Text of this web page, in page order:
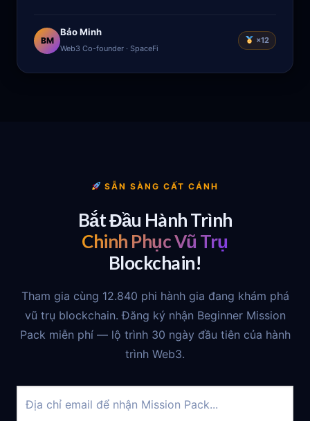
BM
Bảo Minh
Web3 Co-founder · SpaceFi
×12
SẴN SÀNG CẤT CÁNH
Bắt Đầu Hành Trình
Chinh Phục Vũ Trụ
Blockchain!
Tham gia cùng 12.840 phi hành gia đang khám phá
vũ trụ blockchain. Đăng ký nhận Beginner Mission
Pack miễn phí — lộ trình 30 ngày đầu tiên của hành
trình Web3.